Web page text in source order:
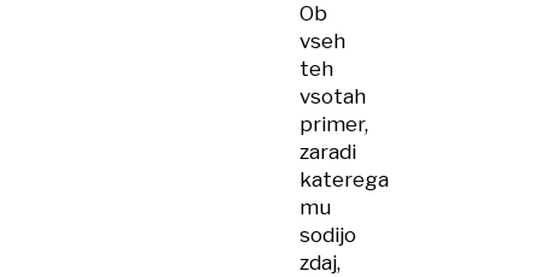
Ob
vseh
teh
vsotah
primer,
zaradi
katerega
mu
sodijo
zdaj,